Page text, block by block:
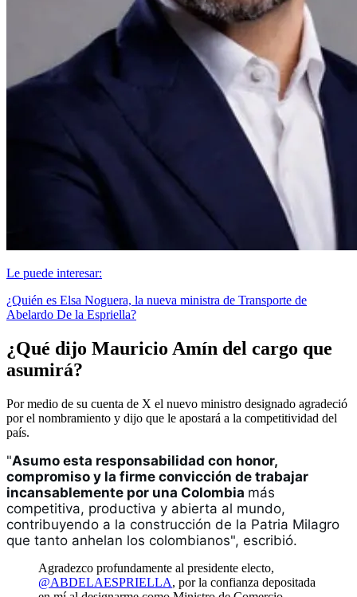
Le puede interesar:
¿Quién es Elsa Noguera, la nueva ministra de Transporte de
Abelardo De la Espriella?
¿Qué dijo Mauricio Amín del cargo que
asumirá?
Por medio de su cuenta de X el nuevo ministro designado agradeció
por el nombramiento y dijo que le apostará a la competitividad del
país.
"Asumo esta responsabilidad con honor,
compromiso y la firme convicción de trabajar
incansablemente por una Colombia más
competitiva, productiva y abierta al mundo,
contribuyendo a la construcción de la Patria Milagro
que tanto anhelan los colombianos", escribió.
Agradezco profundamente al presidente electo,
@ABDELAESPRIELLA, por la confianza depositada